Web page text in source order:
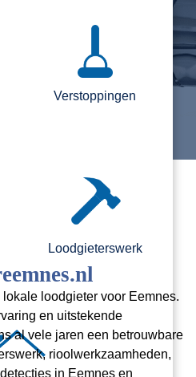
Verstoppingen
Loodgieterswerk
loodgieter voor Eemnes.
en uitstekende
al vele jaren een betrouwbare
rioolwerkzaamheden,
in Eemnes en